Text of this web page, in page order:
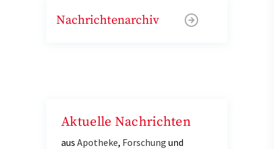
Nachrichtenarchiv
Aktuelle Nachrichten
aus Apotheke, Forschung und